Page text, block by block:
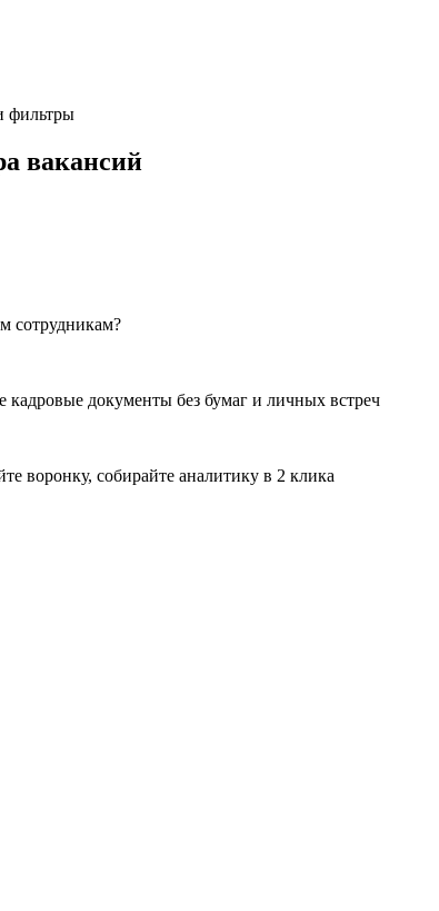
фильтры
вакансий
сотрудникам?
кадровые документы без бумаг и личных встреч
воронку, собирайте аналитику в 2 клика